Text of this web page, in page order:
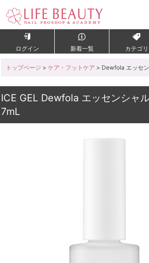
ログイン 新着一覧 カテゴリ
トップページ > ケア・フットケア > Dewfola エッセ
ICE GEL Dewfola エッセンシャ
7mL